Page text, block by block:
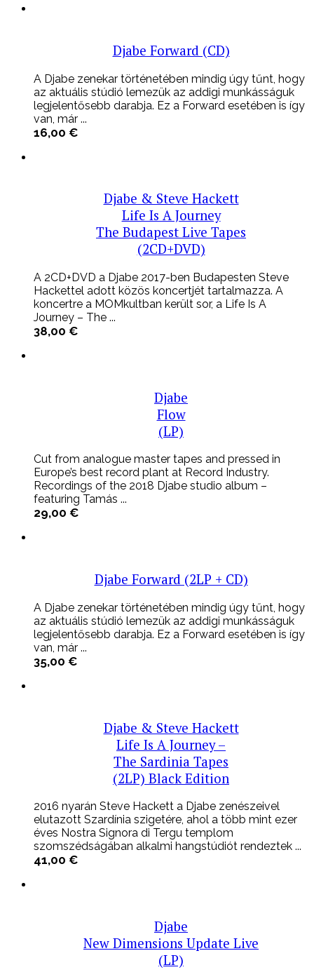
Djabe Forward (CD)
A Djabe zenekar történetében mindig úgy tűnt, hogy
az aktuális stúdió lemezük az addigi munkásságuk
legjelentősebb darabja. Ez a Forward esetében is így
van, már ...
16,00 €
Djabe & Steve Hackett
Life Is A Journey
The Budapest Live Tapes
(2CD+DVD)
A 2CD+DVD a Djabe 2017-ben Budapesten Steve
Hackettel adott közös koncertjét tartalmazza. A
koncertre a MOMkultban került sor, a Life Is A
Journey – The ...
38,00 €
Djabe
Flow
(LP)
Cut from analogue master tapes and pressed in
Europe’s best record plant at Record Industry.
Recordings of the 2018 Djabe studio album –
featuring Tamás ...
29,00 €
Djabe Forward (2LP + CD)
A Djabe zenekar történetében mindig úgy tűnt, hogy
az aktuális stúdió lemezük az addigi munkásságuk
legjelentősebb darabja. Ez a Forward esetében is így
van, már ...
35,00 €
Djabe & Steve Hackett
Life Is A Journey –
The Sardinia Tapes
(2LP) Black Edition
2016 nyarán Steve Hackett a Djabe zenészeivel
elutazott Szardínia szigetére, ahol a több mint ezer
éves Nostra Signora di Tergu templom
szomszédságában alkalmi hangstúdiót rendeztek ...
41,00 €
Djabe
New Dimensions Update Live
(LP)